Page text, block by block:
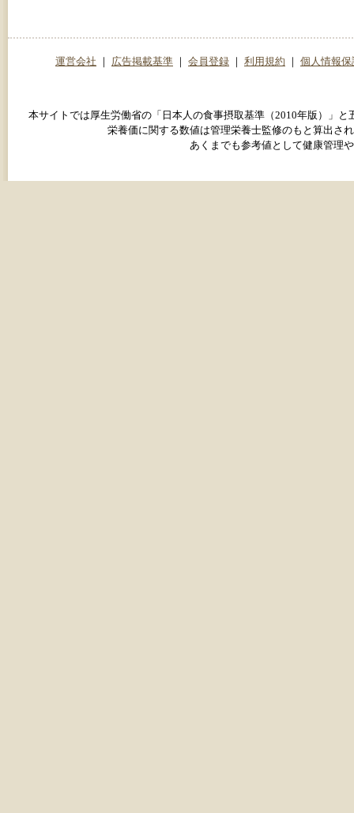
運営会社 広告掲載基準 会員登録 利用規約 個人情報保
本サイトでは厚生労働省の「日本人の食事摂取基準（2010年版）」
栄養価に関する数値は管理栄養士監修のもと算出さ
あくまでも参考値として健康管理